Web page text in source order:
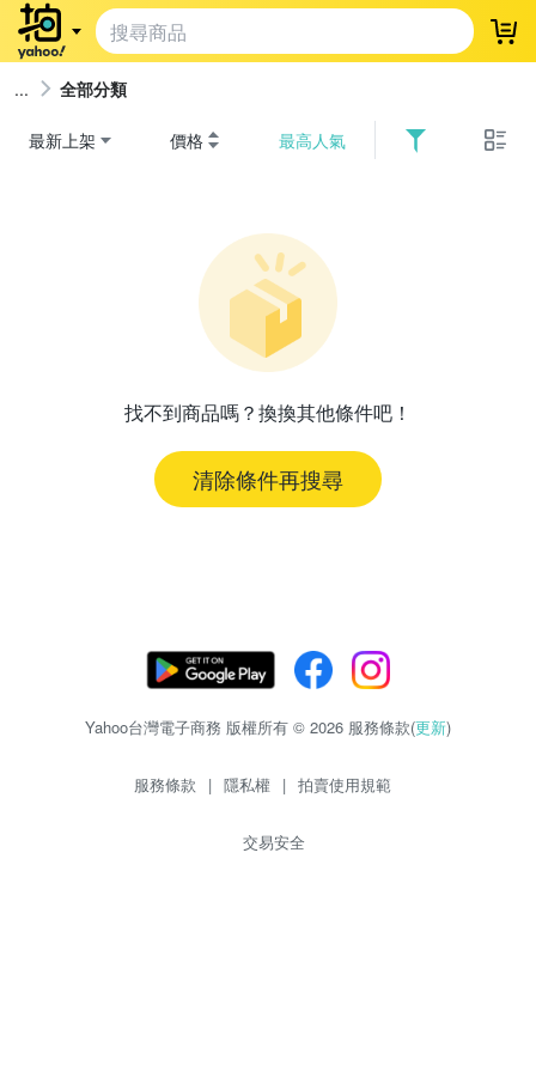
登
全部分類
最新上架 價格 最高人氣
找不到商品嗎？換換其他條件吧！
清除條件再搜尋
Yahoo台灣電子商務 版權所有 © 2026 服務條款(更新)
服務條款 | 隱私權 | 拍賣使用規範
交易安全